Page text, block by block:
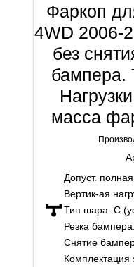
Фаркоп
4WD 2006-
без
бампера.
масса
Допуст.
Вертик-ая
Тип шара: C
Резка
Снятие
Комплектация